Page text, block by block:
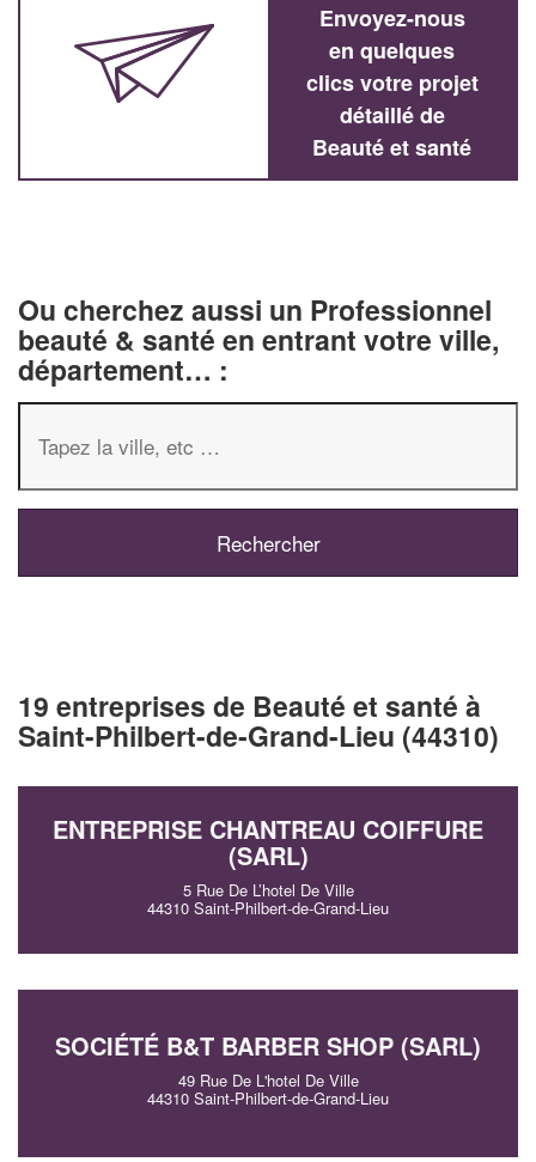
Envoyez-nous
en quelques
clics votre projet
détaillé de
Beauté et santé
Ou cherchez aussi un Professionnel
beauté & santé en entrant votre ville,
département… :
19 entreprises de Beauté et santé à
Saint-Philbert-de-Grand-Lieu (44310)
ENTREPRISE CHANTREAU COIFFURE
(SARL)
5 Rue De L’hotel De Ville
44310 Saint-Philbert-de-Grand-Lieu
SOCIÉTÉ B&T BARBER SHOP (SARL)
49 Rue De L'hotel De Ville
44310 Saint-Philbert-de-Grand-Lieu